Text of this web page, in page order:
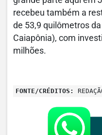
recebeu também a
de 53,9 quilômetros
Caiapônia), com
milhões.
FONTE/CRÉDITOS: